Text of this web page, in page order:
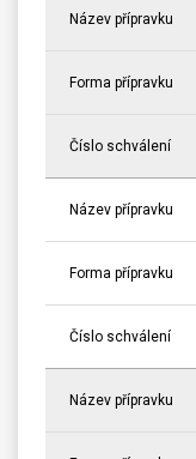
Název přípravku
Forma přípravku
Číslo schválení
Název přípravku
Forma přípravku
Číslo schválení
Název přípravku